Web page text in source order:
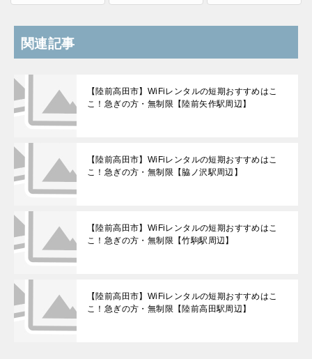
関連記事
【陸前高田市】WiFiレンタルの短期おすすめはこ
こ！急ぎの方・無制限【陸前矢作駅周辺】
【陸前高田市】WiFiレンタルの短期おすすめはこ
こ！急ぎの方・無制限【脇ノ沢駅周辺】
【陸前高田市】WiFiレンタルの短期おすすめはこ
こ！急ぎの方・無制限【竹駒駅周辺】
【陸前高田市】WiFiレンタルの短期おすすめはこ
こ！急ぎの方・無制限【陸前高田駅周辺】